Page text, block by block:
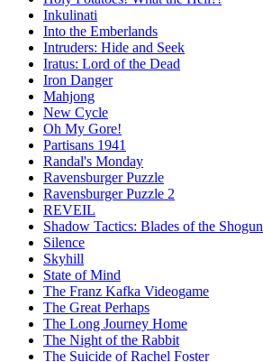
Inkulinati
Into the Emberlands
Intruders: Hide and Seek
Iratus: Lord of the Dead
Iron Danger
Mahjong
New Cycle
Oh My Gore!
Partisans 1941
Randal's Monday
Ravensburger Puzzle
Ravensburger Puzzle 2
REVEIL
Shadow Tactics: Blades of the Shogun
Silence
Skyhill
State of Mind
The Franz Kafka Videogame
The Great Perhaps
The Long Journey Home
The Night of the Rabbit
The Suicide of Rachel Foster